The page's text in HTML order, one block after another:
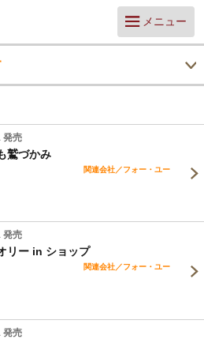
メニュー
発売
鷲づかみ
関連会社／フォー・ユー
発売
リー in ショップ
関連会社／フォー・ユー
発売